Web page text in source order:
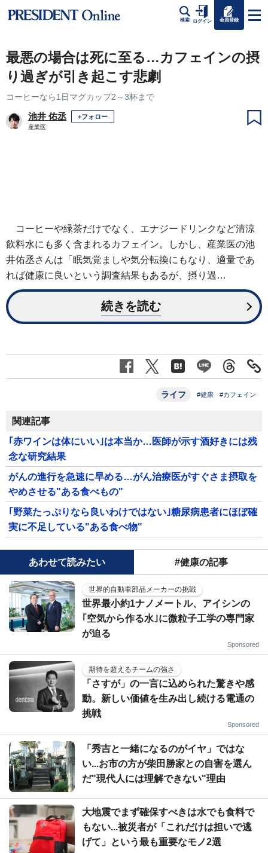
検索 ログイン 会員登録
最悪の場合は死に至る…カフェインの摂
り過ぎが引き起こす悲劇
コーヒーなら1日マグカップ2～3杯まで
池井 佑丞 +フォロー
産業医
コーヒーや緑茶だけでなく、エナジードリンクなど清涼
飲料水にも多く含まれるカフェイン。しかし、産業医の池
井佑丞さんは「眠気覚ましや気分転換にもなり、適量であ
れば健康に良いという調査結果もあるが、摂り過…
続きを読む
ライフ #健康 #カフェイン
関連記事
｢赤ワインは体にいい｣は本当か…医師が示す酒好きには残
念な研究結果
がんの進行を急速に早める…がん治療医がすぐさま摂取を
やめさせる"ある食べもの"
｢野菜たっぷりなら良いわけではない｣糖尿病患者にほぼ確
実に不足している"ある食べ物"
あわせて読みたい #健康の記事
世界的自動車部品メーカーの挑戦
世界最小約1ナノメートル、アイシンの
｢空気から作る水｣に微粒子工学の専門家
が迫る
Sponsored
期待を超えるチームの強さ
「さすが」の一言に込められた驚きや感
動。新しい価値を生み出し続ける電通の
挑戦
Sponsored
「秀吉と一緒になるのがイヤ」ではな
い...お市の方が柴田勝家との自害を選ん
だ"現代人には理解できない"理由
大地震でまず確保すべきは水でも食料で
もない...被災者が「これだけは担いで逃
げて」という最も重要なモノ2選